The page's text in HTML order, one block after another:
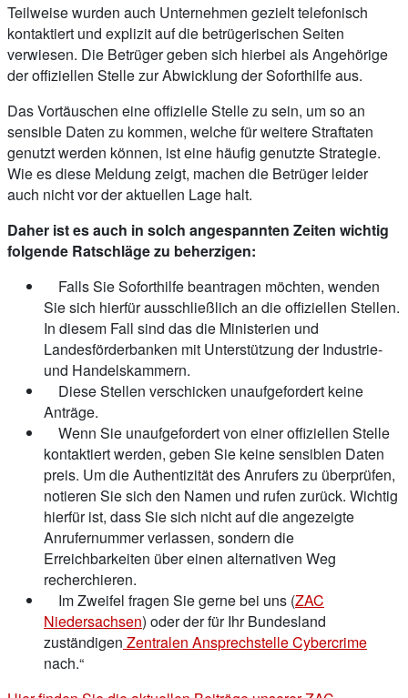
Teilweise wurden auch Unternehmen gezielt telefonisch
kontaktiert und explizit auf die betrügerischen Seiten
verwiesen. Die Betrüger geben sich hierbei als Angehörige
der offiziellen Stelle zur Abwicklung der Soforthilfe aus.
Das Vortäuschen eine offizielle Stelle zu sein, um so an
sensible Daten zu kommen, welche für weitere Straftaten
genutzt werden können, ist eine häufig genutzte Strategie.
Wie es diese Meldung zeigt, machen die Betrüger leider
auch nicht vor der aktuellen Lage halt.
Daher ist es auch in solch angespannten Zeiten wichtig
folgende Ratschläge zu beherzigen:
Falls Sie Soforthilfe beantragen möchten, wenden
Sie sich hierfür ausschließlich an die offiziellen Stellen.
In diesem Fall sind das die Ministerien und
Landesförderbanken mit Unterstützung der Industrie-
und Handelskammern.
Diese Stellen verschicken unaufgefordert keine
Anträge.
Wenn Sie unaufgefordert von einer offiziellen Stelle
kontaktiert werden, geben Sie keine sensiblen Daten
preis. Um die Authentizität des Anrufers zu überprüfen,
notieren Sie sich den Namen und rufen zurück. Wichtig
hierfür ist, dass Sie sich nicht auf die angezeigte
Anrufernummer verlassen, sondern die
Erreichbarkeiten über einen alternativen Weg
recherchieren.
Im Zweifel fragen Sie gerne bei uns (ZAC
Niedersachsen) oder der für Ihr Bundesland
zuständigen Zentralen Ansprechstelle Cybercrime
nach.“